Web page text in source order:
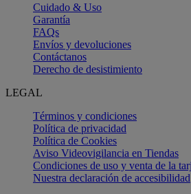
Cuidado & Uso
Garantía
FAQs
Envíos y devoluciones
Contáctanos
Derecho de desistimiento
LEGAL
Términos y condiciones
Política de privacidad
Política de Cookies
Aviso Videovigilancia en Tiendas
Condiciones de uso y venta de la
Nuestra declaración de accesibilidad